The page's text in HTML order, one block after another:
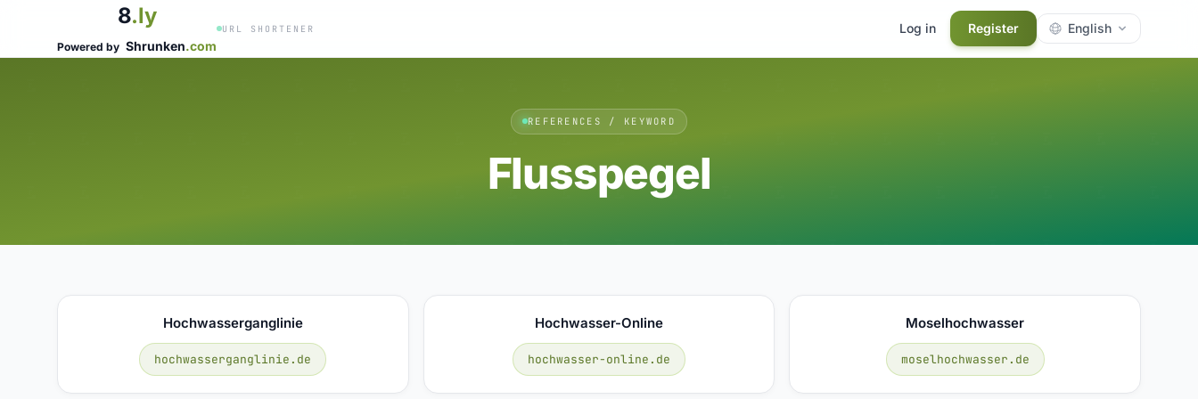
8.ly
Powered by Shrunken.com
URL SHORTENER Log in Register English
REFERENCES / KEYWORD
Flusspegel
Hochwasserganglinie
hochwasserganglinie.de
Hochwasser-Online
hochwasser-online.de
Moselhochwasser
moselhochwasser.de